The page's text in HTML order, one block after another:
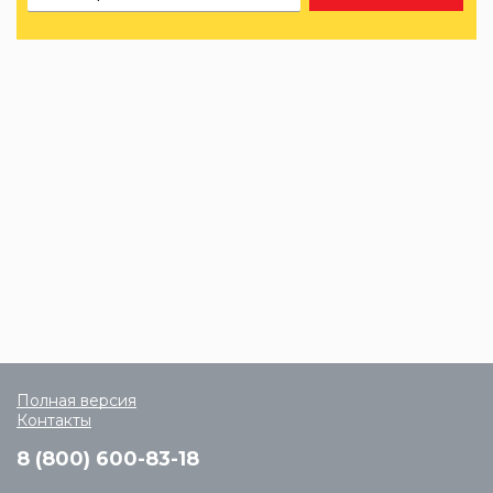
Полная версия
Контакты
8 (800) 600-83-18